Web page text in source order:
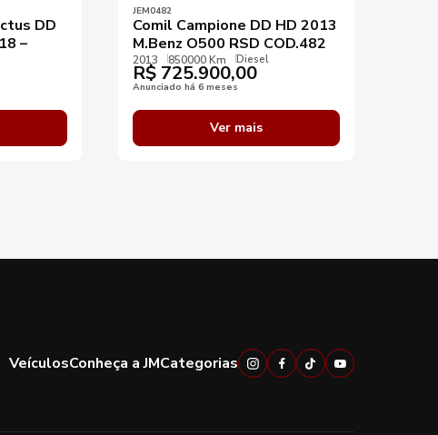
DD
–
JEM0482
Comil Campione DD HD 2013
M.Benz O500 RSD COD.482
2013 850000 Km Diesel
R$ 725.900,00
Anunciado há 6 meses
Ver mais
VeículosConheça a JMCategorias